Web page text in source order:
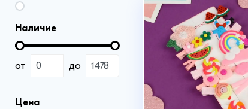
Наличие
от до
Цена